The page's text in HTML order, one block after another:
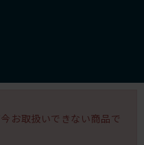
お取扱いできない商品で